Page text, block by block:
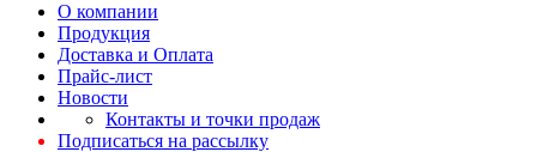
О компании
Продукция
Доставка и Оплата
Прайс-лист
Новости
Контакты и точки продаж
Подписаться на рассылку